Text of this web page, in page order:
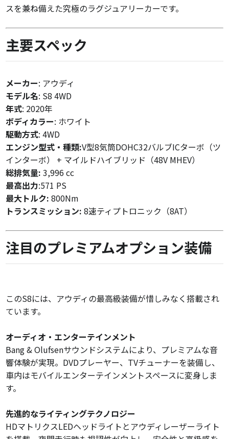
スを兼ね備えた究極のラグジュアリーカーです。
主要スペック
メーカー: アウディ
モデル名: S8 4WD
年式: 2020年
ボディカラー: ホワイト
駆動方式: 4WD
エンジン型式・種類:V型8気筒DOHC32バルブICターボ（ツ
インターボ） + マイルドハイブリッド（48V MHEV）
総排気量: 3,996 cc
最高出力:571 PS
最大トルク: 800Nm
トランスミッション: 8速ティプトロニック（8AT）
注目のプレミアムオプション装備
このS8には、アウディの最高級装備が惜しみなく搭載され
ています。
オーディオ・エンターテインメント
Bang & Olufsenサウンドシステムにより、プレミアムな音
響体験が実現。DVDプレーヤー、TVチューナーを装備し、
車内はモバイルエンターテインメントスペースに変身しま
す。
先進的なライティングテクノロジー
HDマトリクスLEDヘッドライトとアウディレーザーライト